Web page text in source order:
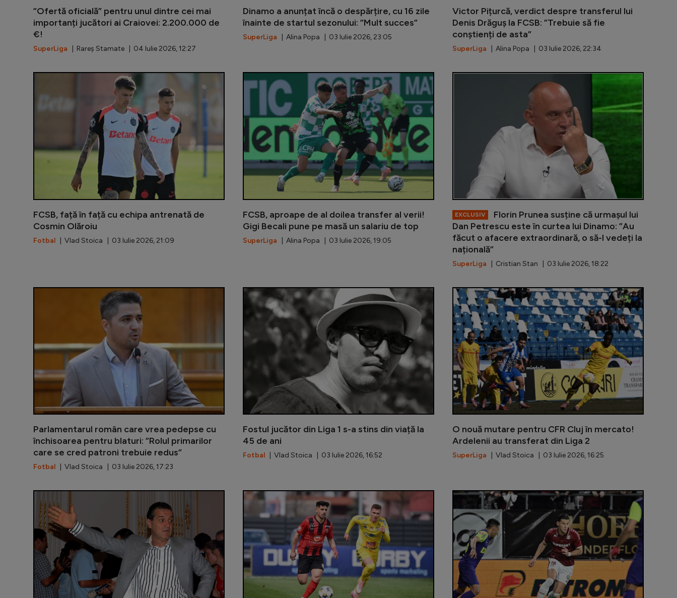
”Ofertă oficială” pentru unul dintre cei mai
importanți jucători ai Craiovei: 2.200.000 de
€!
SuperLiga | Rareș Stamate | 04 Iulie 2026, 12:27
Dinamo a anunțat încă o despărțire, cu 16 zile
înainte de startul sezonului: ”Mult succes”
SuperLiga | Alina Popa | 03 Iulie 2026, 23:05
Victor Pițurcă, verdict despre transferul lui
Denis Drăguș la FCSB: ”Trebuie să fie
conștienți de asta”
SuperLiga | Alina Popa | 03 Iulie 2026, 22:34
FCSB, față în față cu echipa antrenată de
Cosmin Olăroiu
Fotbal | Vlad Stoica | 03 Iulie 2026, 21:09
FCSB, față în față cu echipa antrenată de Cosmin Olăroiu
FCSB, aproape de al doilea transfer al verii!
Gigi Becali pune pe masă un salariu de top
SuperLiga | Alina Popa | 03 Iulie 2026, 19:05
FCSB,
EXCLUSIV
Florin Prunea susține că urmașul lui
Dan Petrescu este în curtea lui Dinamo: ”Au
făcut o afacere extraordinară, o să-l vedeți la
națională”
SuperLiga | Cristian Stan | 03 Iulie 2026, 18:22
Parlamentarul român care vrea pedepse cu
închisoarea pentru blaturi: ”Rolul primarilor
care se cred patroni trebuie redus”
Fotbal | Vlad Stoica | 03 Iulie 2026, 17:23
Parlamentarul român care vrea pedepse cu închisoarea
Fostul jucător din Liga 1 s-a stins din viață la
45 de ani
Fotbal | Vlad Stoica | 03 Iulie 2026, 16:52
Fostul
O nouă mutare pentru CFR Cluj în mercato!
Ardelenii au transferat din Liga 2
SuperLiga | Vlad Stoica | 03 Iulie 2026, 16:25
Gigi Becali l-a dat afară de la FCSB, iar apoi a fost transferat
După